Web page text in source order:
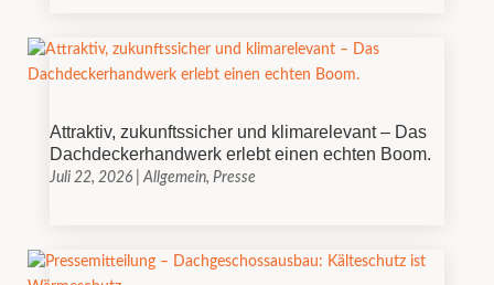
Attraktiv, zukunftssicher und klimarelevant – Das
Dachdeckerhandwerk erlebt einen echten Boom.
Juli 22, 2026| Allgemein, Presse